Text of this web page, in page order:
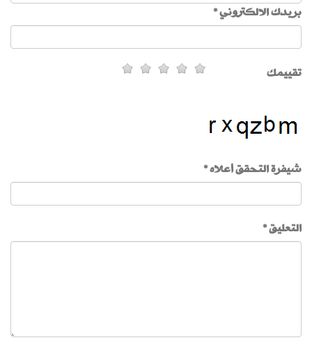
بريدك الالكتروني *
تقييمك
شيفرة التحقق أعلاه *
التعليق *